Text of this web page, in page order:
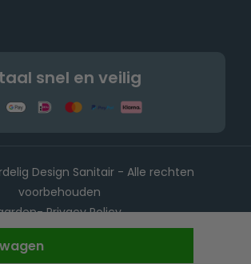
snel en veilig
Design Sanitair - Alle rechten
voorbehouden
- Privacy Policy
22, 1432 JE Aalsmeer KvK-nummer:
88902501